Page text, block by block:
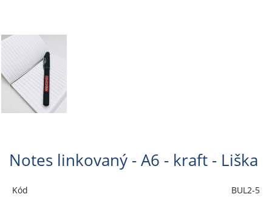
Notes linkovaný - A6 - kraft - Liška
Kód
BUL2-5